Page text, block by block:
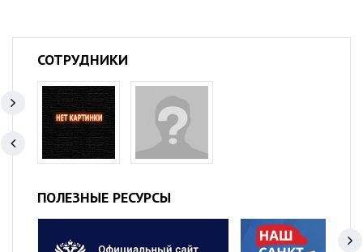
СОТРУДНИКИ
ПОЛЕЗНЫЕ РЕСУРСЫ